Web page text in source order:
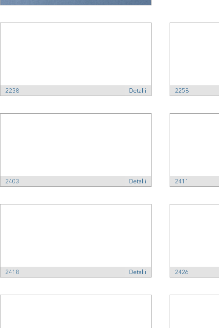
Detalii
2238 2258
Detalii
2403 2411
Detalii
2418 2426